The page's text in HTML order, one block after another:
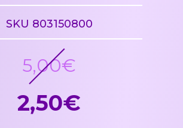
SKU 803150800
5,00€
2,50€